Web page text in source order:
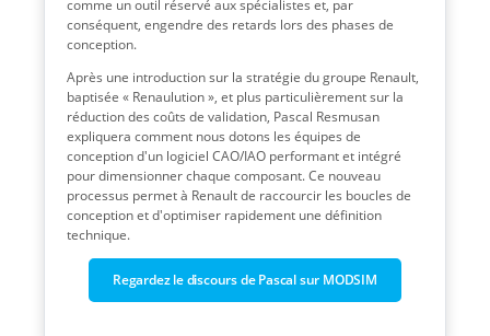
comme un outil réservé aux spécialistes et, par
conséquent, engendre des retards lors des phases de
conception.
Après une introduction sur la stratégie du groupe Renault,
baptisée « Renaulution », et plus particulièrement sur la
réduction des coûts de validation, Pascal Resmusan
expliquera comment nous dotons les équipes de
conception d'un logiciel CAO/IAO performant et intégré
pour dimensionner chaque composant. Ce nouveau
processus permet à Renault de raccourcir les boucles de
conception et d'optimiser rapidement une définition
technique.
Regardez le discours de Pascal sur MODSIM